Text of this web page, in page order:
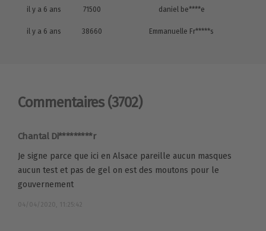
il y a 6 ans 71500 daniel be****e
il y a 6 ans 38660 Emmanuelle Fr*****s
Commentaires (3702)
Chantal Di*********r
Je signe parce que ici en Alsace pareille aucun masques
aucun test et pas de gel on est des moutons pour le
gouvernement
04/04/2020, 11:25:42